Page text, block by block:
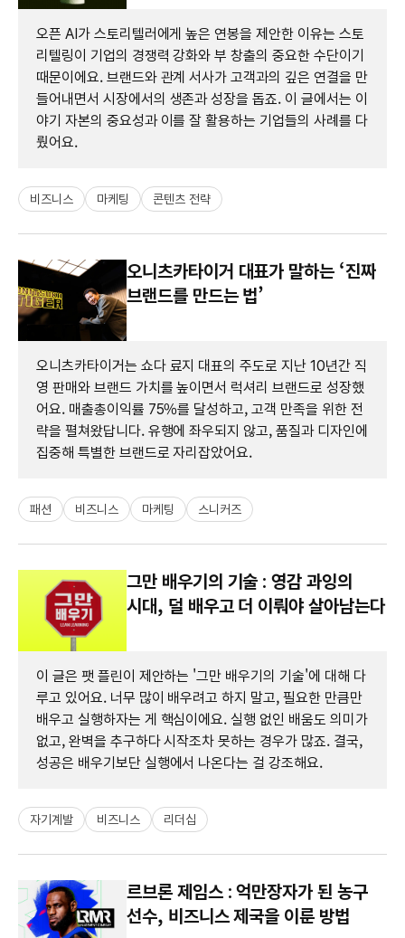
오픈 AI가 스토리텔러에게 높은 연봉을 제안한 이유는 스토
리텔링이 기업의 경쟁력 강화와 부 창출의 중요한 수단이기
때문이에요. 브랜드와 관계 서사가 고객과의 깊은 연결을 만
들어내면서 시장에서의 생존과 성장을 돕죠. 이 글에서는 이
야기 자본의 중요성과 이를 잘 활용하는 기업들의 사례를 다
뤘어요.
비즈니스 마케팅 콘텐츠 전략
오니츠카타이거 대표가 말하는 ‘진짜
브랜드를 만드는 법’
오니츠카타이거는 쇼다 료지 대표의 주도로 지난 10년간 직
영 판매와 브랜드 가치를 높이면서 럭셔리 브랜드로 성장했
어요. 매출총이익률 75%를 달성하고, 고객 만족을 위한 전
략을 펼쳐왔답니다. 유행에 좌우되지 않고, 품질과 디자인에
집중해 특별한 브랜드로 자리잡았어요.
패션 비즈니스 마케팅 스니커즈
그만 배우기의 기술 : 영감 과잉의
시대, 덜 배우고 더 이뤄야 살아남는다
이 글은 팻 플린이 제안하는 '그만 배우기의 기술'에 대해 다
루고 있어요. 너무 많이 배우려고 하지 말고, 필요한 만큼만
배우고 실행하자는 게 핵심이에요. 실행 없인 배움도 의미가
없고, 완벽을 추구하다 시작조차 못하는 경우가 많죠. 결국,
성공은 배우기보단 실행에서 나온다는 걸 강조해요.
자기계발 비즈니스 리더십
르브론 제임스 : 억만장자가 된 농구
선수, 비즈니스 제국을 이룬 방법